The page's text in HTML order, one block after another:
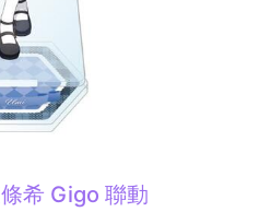
希 Gigo 聯動